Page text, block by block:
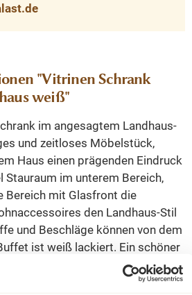
"Vitrinen Schrank
weiß"
im angesagtem Landhaus-
und zeitloses Möbelstück,
Haus einen prägenden Eindruck
Stauraum im unterem Bereich,
Bereich mit Glasfront die
den Landhaus-Stil
und Beschläge können von dem
ist weiß lackiert. Ein schöner
Stil. Der Buffetschrank wird nicht
Glanz erstrahlen lassen,